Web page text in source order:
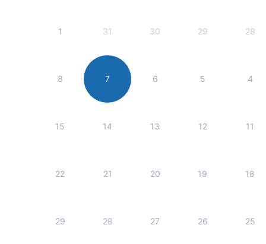
28
29
30
31
1
4
5
6
7
8
11
12
13
14
15
18
19
20
21
22
25
26
27
28
29